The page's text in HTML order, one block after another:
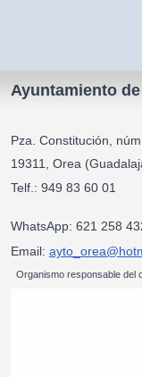
Ayuntamiento
Pza. Constitución, núm
19311, Orea
Telf.:
WhatsApp: 621 258
Email:
Organismo responsable del